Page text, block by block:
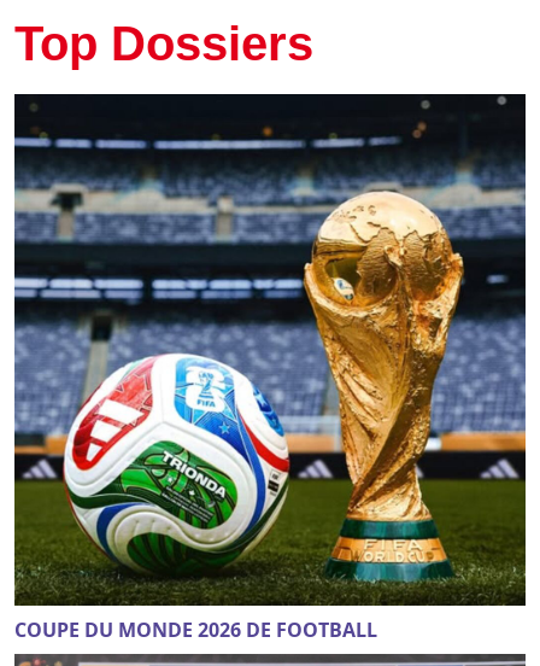
Top Dossiers
COUPE DU MONDE 2026 DE FOOTBALL